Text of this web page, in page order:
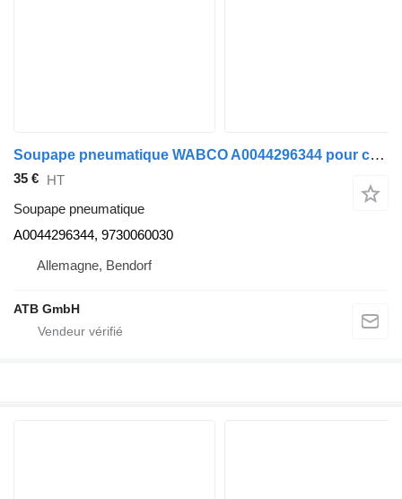
Soupape pneumatique WABCO A0044296344 pour camion Mercedes-Benz Atego 1223
35 € HT
Soupape pneumatique
A0044296344, 9730060030
Allemagne, Bendorf
ATB GmbH